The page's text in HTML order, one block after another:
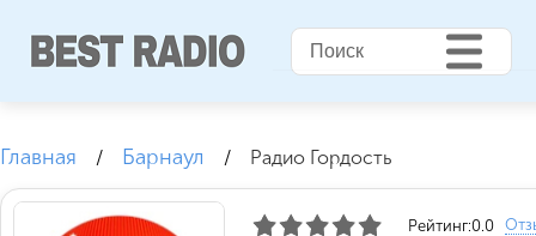
Главная / Барнаул / Радио Гордость
Рейтинг:0.0